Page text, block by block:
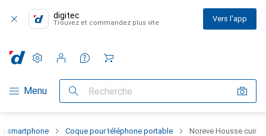
digitec
Trouvez et commandez plus vite Vers l'app
Navigation par catégorie
Menu Recherche
Paramètres
Compte client
Listes de comparaison
Listes d'envies
Panier
smartphone Coque pour téléphone portable Noreve Housse cuir